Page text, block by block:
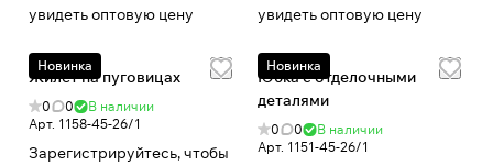
увидеть оптовую цену
увидеть оптовую цену
Новинка
Жилет на пуговицах
0 0
В наличии
Арт. 1158-45-26/1
Зарегистрируйтесь, чтобы
Новинка
Юбка с отделочными
деталями
0 0
В наличии
Арт. 1151-45-26/1